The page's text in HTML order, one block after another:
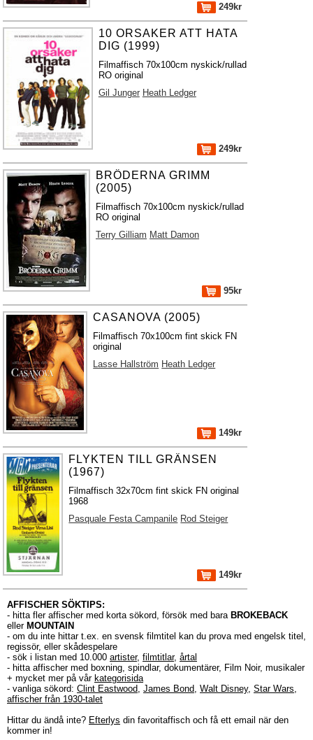
249kr
10 ORSAKER ATT HATA
DIG (1999)
Filmaffisch 70x100cm nyskick/rullad
RO original
Gil Junger Heath Ledger
249kr
BRÖDERNA GRIMM
(2005)
Filmaffisch 70x100cm nyskick/rullad
RO original
Terry Gilliam Matt Damon
95kr
CASANOVA (2005)
Filmaffisch 70x100cm fint skick FN
original
Lasse Hallström Heath Ledger
149kr
FLYKTEN TILL GRÄNSEN
(1967)
Filmaffisch 32x70cm fint skick FN original
1968
Pasquale Festa Campanile Rod Steiger
149kr
AFFISCHER SÖKTIPS:
- hitta fler affischer med korta sökord, försök med bara BROKEBACK
eller MOUNTAIN
- om du inte hittar t.ex. en svensk filmtitel kan du prova med engelsk titel,
regissör, eller skådespelare
- sök i listan med 10.000 artister, filmtitlar, årtal
- hitta affischer med boxning, spindlar, dokumentärer, Film Noir, musikaler
+ mycket mer på vår kategorisida
- vanliga sökord: Clint Eastwood, James Bond, Walt Disney, Star Wars,
affischer från 1930-talet
Hittar du ändå inte? Efterlys din favoritaffisch och få ett email när den
kommer in!